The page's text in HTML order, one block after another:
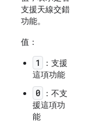
支援天線交錯
功能。
值：
1
：支援
這項功能
0
：不支
援這項功
能